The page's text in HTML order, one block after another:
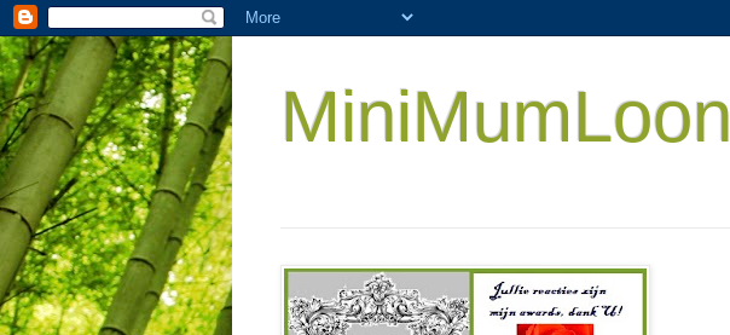
MiniMumLoon